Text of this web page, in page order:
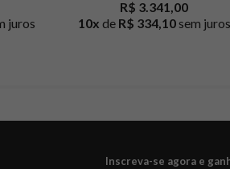
juros
R$ 3.341,00
10x de R$ 334,10sem juros
Inscreva-se agora e